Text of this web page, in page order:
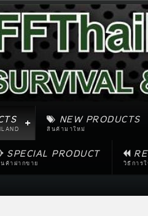
NEW PRODUCTS
สินค้ามาใหม่
SPECIAL PRODUCT
ค้าฝากขาย วิธีการ